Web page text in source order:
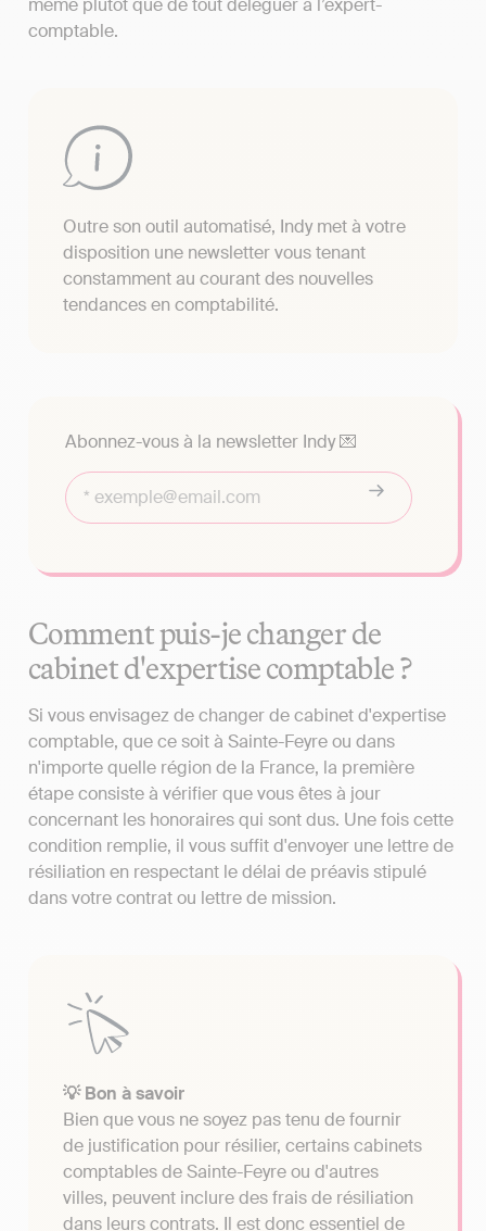
même plutôt que de tout déléguer à l’expert-
comptable.
Outre son outil automatisé, Indy met à votre
disposition une newsletter vous tenant
constamment au courant des nouvelles
tendances en comptabilité.
Abonnez-vous à la newsletter Indy 💌
Comment puis-je changer de
cabinet d'expertise comptable ?
Si vous envisagez de changer de cabinet d'expertise
comptable, que ce soit à Sainte-Feyre ou dans
n'importe quelle région de la France, la première
étape consiste à vérifier que vous êtes à jour
concernant les honoraires qui sont dus. Une fois cette
condition remplie, il vous suffit d'envoyer une lettre de
résiliation en respectant le délai de préavis stipulé
dans votre contrat ou lettre de mission.
💡 Bon à savoir
Bien que vous ne soyez pas tenu de fournir
de justification pour résilier, certains cabinets
comptables de Sainte-Feyre ou d'autres
villes, peuvent inclure des frais de résiliation
dans leurs contrats. Il est donc essentiel de